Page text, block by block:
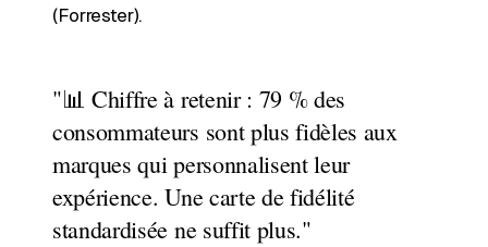
(Forrester).
"📊 Chiffre à retenir : 79 % des
consommateurs sont plus fidèles aux
marques qui personnalisent leur
expérience. Une carte de fidélité
standardisée ne suffit plus."